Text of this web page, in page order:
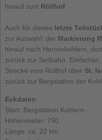
hinauf zum Röllhof.
Auch für dieses letzte
zur Auswahl: der Markierung R
hinauf nach Herrenkohlern,
zurück zur Seilbahn.
Strecke vom Röllhof über St.
zurück zur Bergstation der
Eckdaten:
Start: Bergstation Kohlern
Höhenmeter: 750
Länge: ca. 22 km